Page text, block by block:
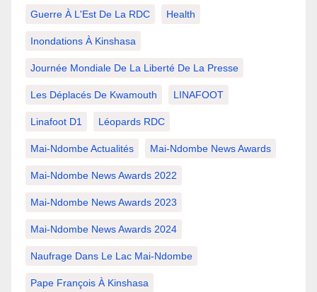
Guerre À L'Est De La RDC Health
Inondations À Kinshasa
Journée Mondiale De La Liberté De La Presse
Les Déplacés De Kwamouth LINAFOOT
Linafoot D1 Léopards RDC
Mai-Ndombe Actualités Mai-Ndombe News Awards
Mai-Ndombe News Awards 2022
Mai-Ndombe News Awards 2023
Mai-Ndombe News Awards 2024
Naufrage Dans Le Lac Mai-Ndombe
Pape François À Kinshasa